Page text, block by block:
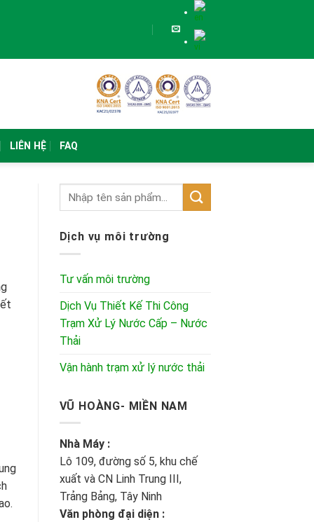
LIÊN HỆ FAQ
Dịch vụ môi trường
Tư vấn môi trường
Dịch Vụ Thiết Kế Thi Công
Trạm Xử Lý Nước Cấp – Nước
Thải
Vận hành trạm xử lý nước thải
VŨ HOÀNG- MIỀN NAM
Nhà Máy :
Lô 109, đường số 5, khu chế
xuất và CN Linh Trung III,
Trảng Bảng, Tây Ninh
Văn phòng đại diện :